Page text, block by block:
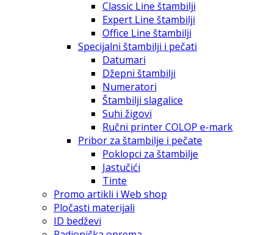
Classic Line štambilji
Expert Line štambilji
Office Line štambilji
Specijalni štambilji i pečati
Datumari
Džepni štambilji
Numeratori
Štambilji slagalice
Suhi žigovi
Ručni printer COLOP e-mark
Pribor za štambilje i pečate
Poklopci za štambilje
Jastučići
Tinte
Promo artikli i Web shop
Pločasti materijali
ID bedževi